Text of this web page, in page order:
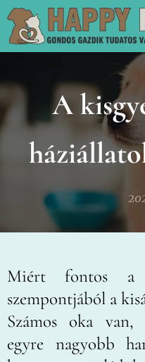
A
Miért fontos a
szempontjából a
Számos oka van,
egyre nagyobb